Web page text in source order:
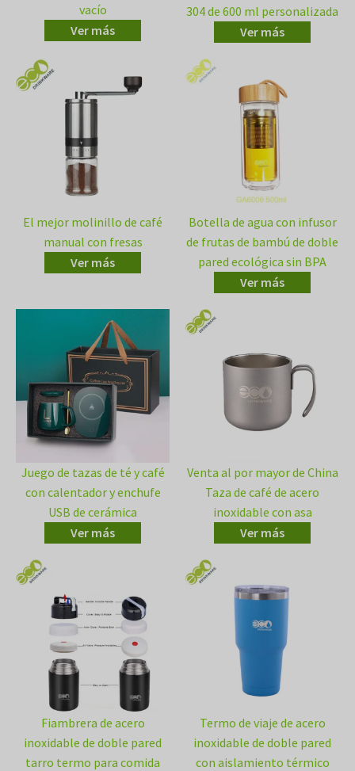
vacío
Ver más
304 de 600 ml personalizada
Ver más
El mejor molinillo de café
manual con fresas
Ver más
Botella de agua con infusor
de frutas de bambú de doble
pared ecológica sin BPA
Ver más
Juego de tazas de té y café
con calentador y enchufe
USB de cerámica
Ver más
Venta al por mayor de China
Taza de café de acero
inoxidable con asa
Ver más
Fiambrera de acero
inoxidable de doble pared
tarro termo para comida
Termo de viaje de acero
inoxidable de doble pared
con aislamiento térmico